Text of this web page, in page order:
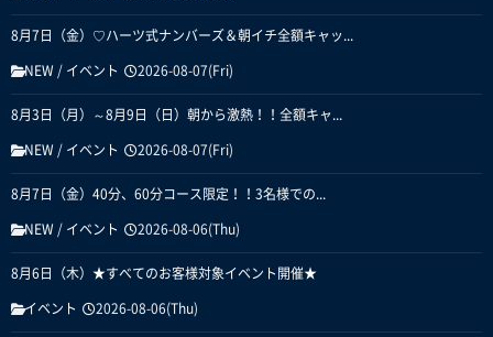
8月7日（金）♡ハーツ式ナンバーズ＆朝イチ全額キャッ...
NEW / イベント 2026-08-07(Fri)
8月3日（月）～8月9日（日）朝から激熱！！全額キャ...
NEW / イベント 2026-08-07(Fri)
8月7日（金）40分、60分コース限定！！3名様での...
NEW / イベント 2026-08-06(Thu)
8月6日（木）★すべてのお客様対象イベント開催★
イベント 2026-08-06(Thu)